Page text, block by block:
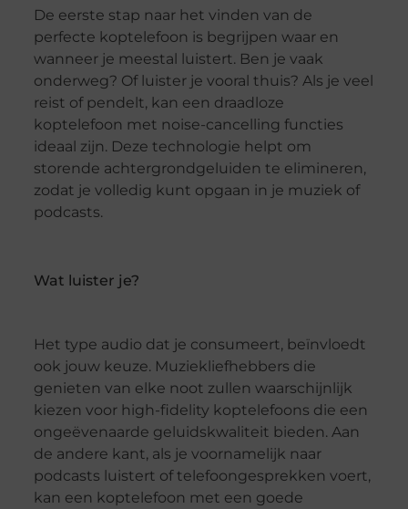
De eerste stap naar het vinden van de
perfecte koptelefoon is begrijpen waar en
wanneer je meestal luistert. Ben je vaak
onderweg? Of luister je vooral thuis? Als je veel
reist of pendelt, kan een draadloze
koptelefoon met noise-cancelling functies
ideaal zijn. Deze technologie helpt om
storende achtergrondgeluiden te elimineren,
zodat je volledig kunt opgaan in je muziek of
podcasts.
Wat luister je?
Het type audio dat je consumeert, beïnvloedt
ook jouw keuze. Muziekliefhebbers die
genieten van elke noot zullen waarschijnlijk
kiezen voor high-fidelity koptelefoons die een
ongeëvenaarde geluidskwaliteit bieden. Aan
de andere kant, als je voornamelijk naar
podcasts luistert of telefoongesprekken voert,
kan een koptelefoon met een goede